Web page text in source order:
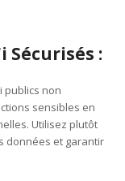
Sécurisés :
publics non
sensibles en
Utilisez plutôt
données et garantir